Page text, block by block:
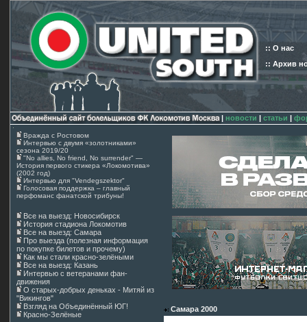
:: О нас
:: Архив
| новости | статьи |
Вражда с Ростовом
Интервью с двумя «золотниками»
сезона 2019/20
"No allies, No friend, No surrender" —
История первого стикера «Локомотива»
(2002 год)
Интервью для "Vendegszektor"
Голосовая поддержка – главный
перфоманс фанатской трибуны!
Все на выезд: Новосибирск
История стадиона Локомотив
Все на выезд: Самара
Про выезда (полезная информация
по покупке билетов и прочему)
Как мы стали красно-зелёными
Все на выезд: Казань
Интервью с ветеранами фан-
движения
О старых-добрых деньках - Митяй из
"Викингов"
Взгляд на Объединённый ЮГ!
Красно-Зелёные
Самара 2000